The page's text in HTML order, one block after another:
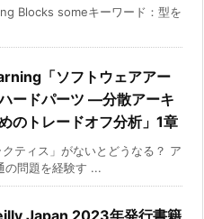
Blocks someキーワード：型を
「ソフトウェアアー
ードパーツ ―分散アーキ
のトレードオフ分析」1章
ティス」がないとどうなる？ ア
の問題を経験す ...
Japan 2023年発行書籍